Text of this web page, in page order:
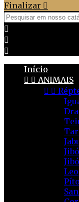
Finalizar 



Início
  ANIMAIS
 